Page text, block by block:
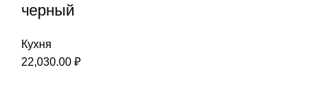
черный
Кухня
22,030.00 ₽